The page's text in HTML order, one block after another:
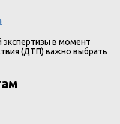
в момент
(ДТП) важно выбрать